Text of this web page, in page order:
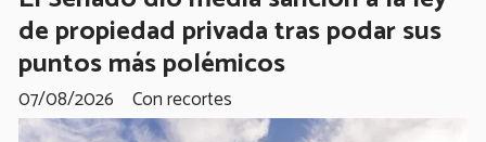
de propiedad privada tras podar sus
puntos más polémicos
Con recortes
07/08/2026